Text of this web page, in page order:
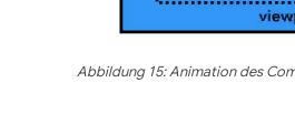
Abbildung 15: Animation des